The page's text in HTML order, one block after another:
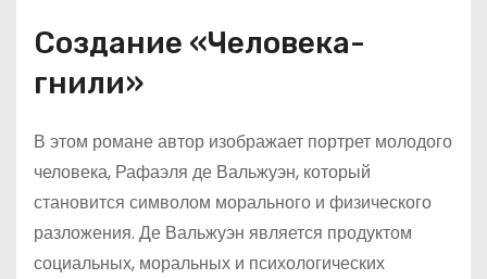
Создание «Человека-
гнили»
В этом романе автор изображает портрет молодого
человека, Рафаэля де Вальжуэн, который
становится символом морального и физического
разложения. Де Вальжуэн является продуктом
социальных, моральных и психологических